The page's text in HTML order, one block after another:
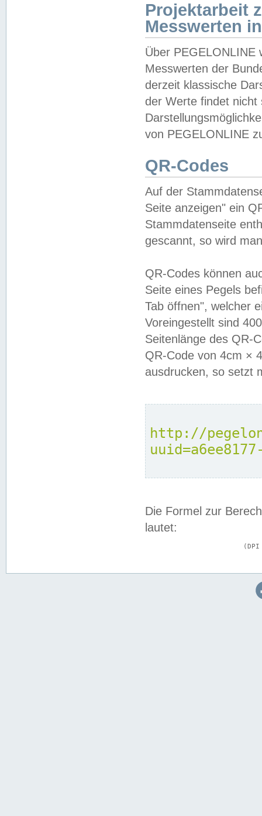
Projektarbeit
Messwerten
Über PEGELONLINE
Messwerten der
derzeit klassische
der Werte findet
von PEGELONLINE
QR-Codes
Auf der
Seite anzeigen" ein
Stammdatenseite
gescannt, so wird
QR-Codes können
Seite eines Pegels
Tab öffnen", welcher
Voreingestellt sind
Seitenlänge des QR-
QR-Code von 4cm ×
ausdrucken, so setzt
http://
Die Formel zur
lautet: